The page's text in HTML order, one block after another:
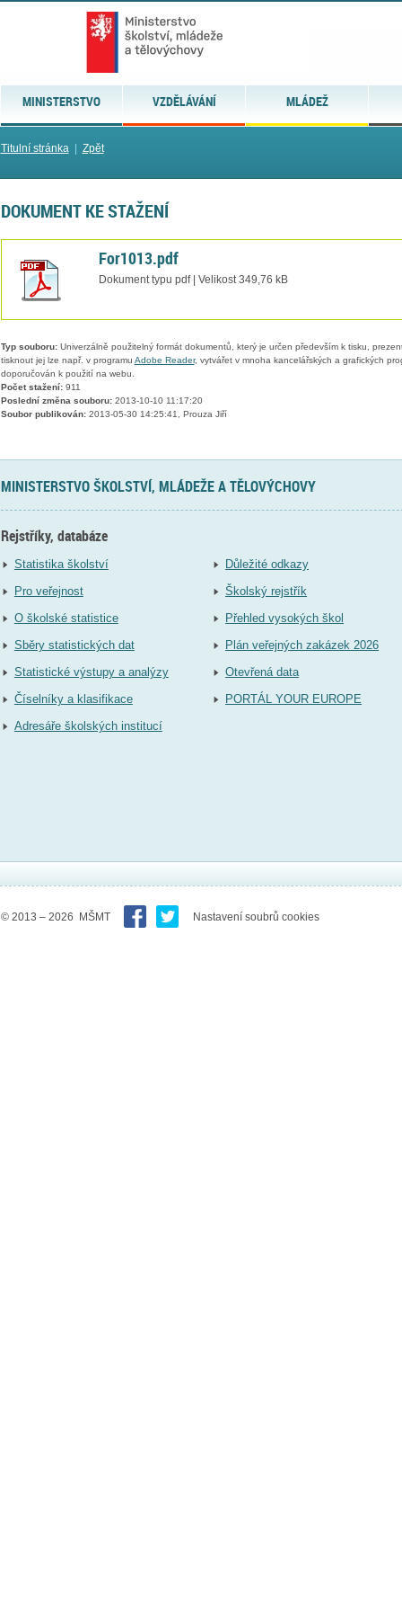
MINISTERSTVO VZDĚLÁVÁNÍ MLÁDEŽ
Titulní stránka| Zpět
DOKUMENT KE STAŽENÍ
For1013.pdf
Dokument typu pdf | Velikost 349,76 kB
Typ souboru:Univerzálně použitelný formát dokumentů, který je určen především k tisku,
tisknout jej lze např. v programu Adobe Reader, vytvářet v mnoha kancelářských a grafických
doporučován k použití na webu.
Počet stažení:911
Poslední změna souboru:2013-10-10 11:17:20
Soubor publikován:2013-05-30 14:25:41, Prouza Jiří
MINISTERSTVO ŠKOLSTVÍ, MLÁDEŽE A TĚLOVÝCHOVY
Rejstříky, databáze
Statistika školství
Pro veřejnost
O školské statistice
Sběry statistických dat
Statistické výstupy a analýzy
Číselníky a klasifikace
Adresáře školských institucí
Důležité odkazy
Školský rejstřík
Přehled vysokých škol
Plán veřejných zakázek 2026
Otevřená data
PORTÁL YOUR EUROPE
© 2013 – 2026 MŠMT Nastavení soubrů cookies